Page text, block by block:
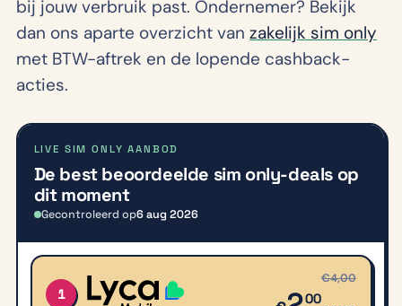
bij jouw verbruik past. Ondernemer? Bekijk
dan ons aparte overzicht van zakelijk sim only
met BTW-aftrek en de lopende cashback-
acties.
LIVE SIM ONLY AANBOD
De best beoordeelde sim only-deals op
dit moment
Gecontroleerd op6 aug 2026
# AANBIEDER BUNDEL ACTIE LOOPTIJD PRIJS
1
€4,00
00